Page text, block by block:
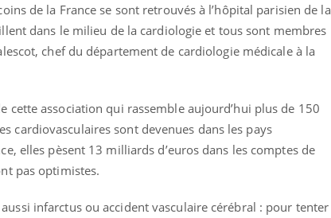
de la France se sont retrouvés à l’hôpital parisien de la
dans le milieu de la cardiologie et tous sont membres
chef du département de cardiologie médicale à la
cette association qui rassemble aujourd’hui plus de 150
cardiovasculaires sont devenues dans les pays
elles pèsent 13 milliards d’euros dans les comptes de
pas optimistes.
infarctus ou accident vasculaire cérébral : pour tenter
: et si on
le diabète de type 2